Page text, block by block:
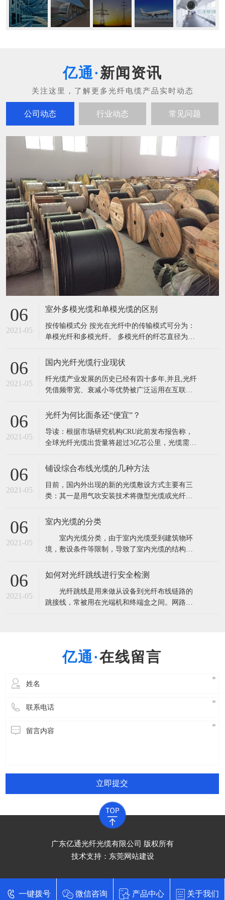
新闻资讯
公司动态 行业动态 常见问题
06
2021-05
室外多模光缆和单模光缆的区别
按传输模式分 按光在光纤中的传输模式可分为：
单模光纤和多模光纤。 多模光纤的纤芯直径为
直径为8.3μm，包层外直径125μm。光纤的工作波
纤损耗一般是随波长加长而减小，0.85
06
2021-05
国内光纤光缆行业现状
纤光缆产业发展的历史已经有四十多年,并且,光纤
凭借频带宽、衰减小等优势被广泛运用在互联
网络信息都使用光纤光缆进行传输,光纤已经成为
产业的发展对我国的信息化建设有着重要意义。
我国的光纤光缆产业发展历史也已经有三十多年
06
2021-05
光纤为何比面条还“便宜”？
导读：根据市场研究机构CRU此前发布报告称，
全球光纤光缆出货量将超过3亿芯公里，光缆需求
由此也带来了低价竞争以次充好的非理性市场现
球光纤光缆出货量将超过3亿芯公里，光缆需求量
超过2．85亿芯公里。这将导致
06
2021-05
铺设综合布线光缆的几种方法
目前，国内外出现的新的光缆敷设方式主要有三
类：其一是用气吹安装技术将微型光缆或光纤
在水泥路面上开槽，将微型光缆布放在路槽内；
装用光缆 气吹敷设方式即是利用压缩空气的高速
气流将微缆吹入指定的管道中。气吹敷设方式
06
2021-05
室内光缆的分类
室内光缆分类，由于室内光缆受到建筑物环
境，敷设条件等限制，导致了室内光缆的结构设
缆的机械性能与光学性能各有侧重等。 1.按
缆，室内配线光缆和室内中继光缆三种。 室
内主干光缆主要是提供建筑物内、外之间
06
2021-05
如何对光纤跳线进行安全检测
光纤跳线是用来做从设备到光纤布线链路的
跳接线，常被用在光端机和终端盒之间。网路的
指标：插入损耗小于0.3dB回波损耗大于45
在线留言
立即提交
广东亿通光纤光缆有限公司 版权所有
技术支持： 东莞网站建设
一键拨号 微信咨询 产品中心 关于我们